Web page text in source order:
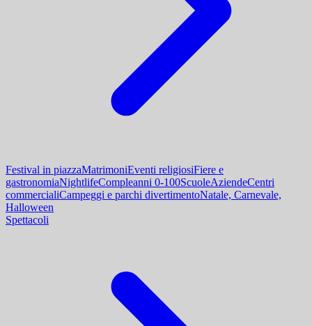
Festival in piazzaMatrimoniEventi religiosiFiere e
gastronomiaNightlifeCompleanni 0-100ScuoleAziendeCentri
commercialiCampeggi e parchi divertimentoNatale, Carnevale,
Halloween
Spettacoli